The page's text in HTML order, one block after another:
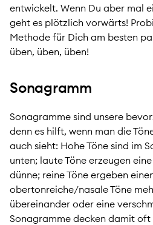
entwickelt. Wenn Du aber mal
geht es plötzlich vorwärts!
Methode für Dich am besten
üben, üben, üben!
Sonagramm
Sonagramme sind unsere
denn es hilft, wenn man die
auch sieht: Hohe Töne sind im
unten; laute Töne erzeugen
dünne; reine Töne ergeben
obertonreiche/nasale Töne
übereinander oder eine
Sonagramme decken damit oft